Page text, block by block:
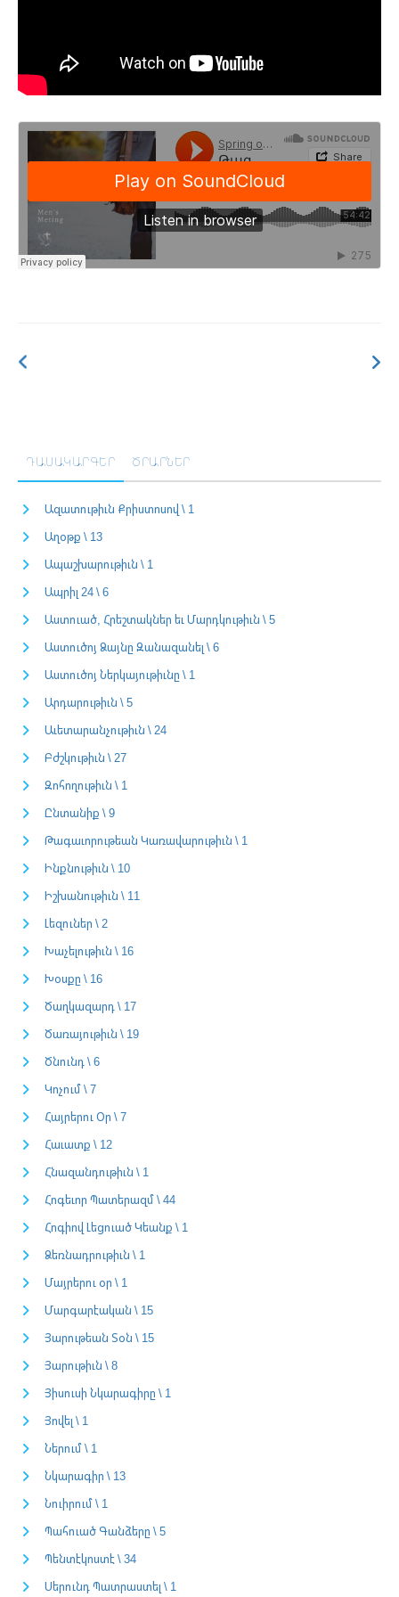
ԴԱՍԱԿԱՐԳԵՐ ԾՐԱՐՆԵՐ
Ազատութիւն Քրիստոսով \ 1
Աղօթք \ 13
Ապաշխարութիւն \ 1
Ապրիլ 24 \ 6
Աստուած, Հրեշտակներ եւ Մարդկութիւն \ 5
Աստուծոյ Ձայնը Զանազանել \ 6
Աստուծոյ Ներկայութիւնը \ 1
Արդարութիւն \ 5
Աւետարանչութիւն \ 24
Բժշկութիւն \ 27
Զոհողութիւն \ 1
Ընտանիք \ 9
Թագաւորութեան Կառավարութիւն \ 1
Ինքնութիւն \ 10
Իշխանութիւն \ 11
Լեզուներ \ 2
Խաչելութիւն \ 16
Խօսքը \ 16
Ծաղկազարդ \ 17
Ծառայութիւն \ 19
Ծնունդ \ 6
Կոչում \ 7
Հայրերու Օր \ 7
Հաւատք \ 12
Հնազանդութիւն \ 1
Հոգեւոր Պատերազմ \ 44
Հոգիով Լեցուած Կեանք \ 1
Ձեռնադրութիւն \ 1
Մայրերու օր \ 1
Մարգարէական \ 15
Յարութեան Տօն \ 15
Յարութիւն \ 8
Յիսուսի Նկարագիրը \ 1
Յովել \ 1
Ներում \ 1
Նկարագիր \ 13
Նուիրում \ 1
Պահուած Գանձերը \ 5
Պենտէկոստէ \ 34
Սերունդ Պատրաստել \ 1